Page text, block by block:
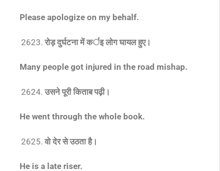
Please apologize on my behalf.
रोड़ दुर्घटना में कर्इ लोग घायल हुए।
Many people got injured in the road mishap.
उसने पूरी किताब पढ़ी।
He went through the whole book.
वो देर से उठता है।
He is a late riser.